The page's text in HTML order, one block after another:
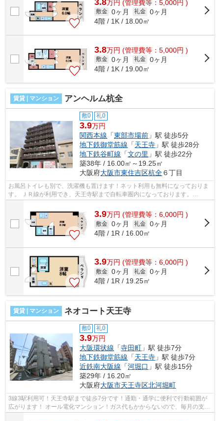
万円 (管理費等：5,000円 )
敷金 0ヶ月 礼金 0ヶ月
4階 / 1K / 18.00㎡
3.8万円 (管理費等：5,000円 )
敷金 0ヶ月 礼金 0ヶ月
4階 / 1K / 19.00㎡
賃貸 | マンション アンヘルム杭全
敷0 礼0
3.9万円
関西本線 「東部市場前 」駅 徒歩5分
地下鉄御堂筋線 「天王寺 」駅 徒歩28分
地下鉄谷町線 「文の里 」駅 徒歩22分
築38年 / 16.00㎡～19.25㎡
大阪府大阪市東住吉区杭全６丁目
お風呂トイレも別で、洗濯機も置けます！ネット利用も無料になっておりま
す。 ＪＲ線が利用でき、天王寺駅まで自転車圏内になっております。
■□■□■□■□■□■□■□■□■□■□■□■□■□■□■□■□■□■□■...
3.9万円 (管理費等：6,000円 )
敷金 0ヶ月 礼金 0ヶ月
4階 / 1R / 16.00㎡
3.9万円 (管理費等：6,000円 )
敷金 0ヶ月 礼金 0ヶ月
4階 / 1R / 19.25㎡
賃貸 | マンション ネオコート天王寺
敷0 礼0
3.9万円
大阪環状線 「寺田町 」駅 徒歩7分
地下鉄御堂筋線 「天王寺 」駅 徒歩7分
近鉄南大阪線 「河堀口 」駅 徒歩15分
築29年 / 16.20㎡
大阪府大阪市天王寺区北河堀町
3線3駅利用可！天王寺駅まで徒歩7分です！通勤・通学に便利で行動範囲が
広がります！ オール電化マンション！ガス代もかからないので、毎月の支払
いが少なく、経済的なマンションです...